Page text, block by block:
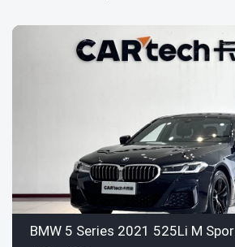
BMW 5 Series 2021 525Li M